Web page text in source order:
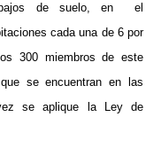
de suelo, en el
cada una de 6 por
300 miembros de este
se encuentran en las
se aplique la Ley de